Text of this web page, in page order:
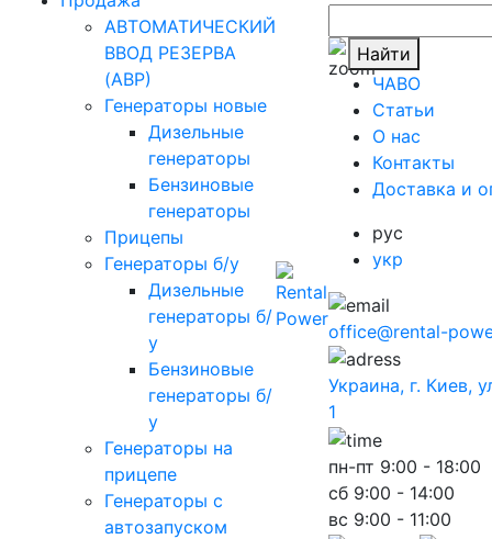
АВТОМАТИЧЕСКИЙ
ВВОД РЕЗЕРВА
(АВР)
Генераторы новые
Дизельные
генераторы
Бензиновые
генераторы
Прицепы
Генераторы б/у
Дизельные
генераторы б/
у
Бензиновые
генераторы б/
у
Генераторы на
прицепе
Генераторы с
автозапуском
Найти
ЧАВО
Cтатьи
O нас
Контакты
Доставка и
рус
укр
office@rental-
Украина, г. Киев,
1
пн-пт 9:00 - 18:00
сб 9:00 - 14:00
вс 9:00 - 11:00